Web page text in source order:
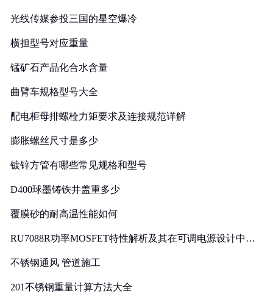
光线传媒参投三国的星空爆冷
横担型号对应重量
锰矿石产品化合水含量
曲臂车规格型号大全
配电柜母排螺栓力矩要求及连接规范详解
膨胀螺丝尺寸是多少
镀锌方管有哪些常见规格和型号
D400球墨铸铁井盖重多少
覆膜砂的耐高温性能如何
RU7088R功率MOSFET特性解析及其在可调电源设计中的
不锈钢通风 管道施工
201不锈钢重量计算方法大全